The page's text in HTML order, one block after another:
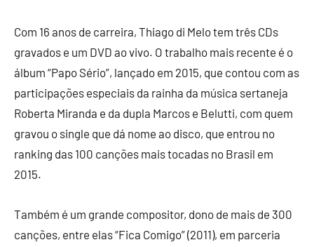
Com 16 anos de carreira, Thiago di Melo tem três CDs
gravados e um DVD ao vivo. O trabalho mais recente é o
álbum “Papo Sério”, lançado em 2015, que contou com as
participações especiais da rainha da música sertaneja
Roberta Miranda e da dupla Marcos e Belutti, com quem
gravou o single que dá nome ao disco, que entrou no
ranking das 100 canções mais tocadas no Brasil em
2015.
Também é um grande compositor, dono de mais de 300
canções, entre elas “Fica Comigo” (2011), em parceria